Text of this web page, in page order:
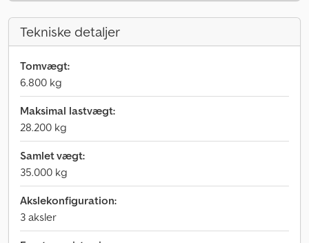
Tekniske detaljer
Tomvægt:
6.800 kg
Maksimal lastvægt:
28.200 kg
Samlet vægt:
35.000 kg
Akslekonfiguration:
3 aksler